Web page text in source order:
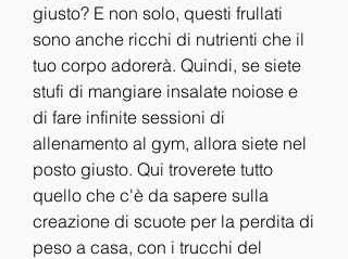
giusto? E non solo, questi frullati
sono anche ricchi di nutrienti che il
tuo corpo adorerà. Quindi, se siete
stufi di mangiare insalate noiose e
di fare infinite sessioni di
allenamento al gym, allora siete nel
posto giusto. Qui troverete tutto
quello che c'è da sapere sulla
creazione di scuote per la perdita di
peso a casa, con i trucchi del